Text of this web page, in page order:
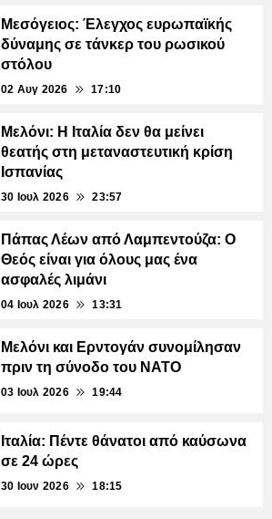
Μεσόγειος: Έλεγχος ευρωπαϊκής
δύναμης σε τάνκερ του ρωσικού
στόλου
02 Αυγ 2026 17:10
Μελόνι: Η Ιταλία δεν θα μείνει
θεατής στη μεταναστευτική κρίση
Ισπανίας
30 Ιουλ 2026 23:57
Πάπας Λέων από Λαμπεντούζα: Ο
Θεός είναι για όλους μας ένα
ασφαλές λιμάνι
04 Ιουλ 2026 13:31
Μελόνι και Ερντογάν συνομίλησαν
πριν τη σύνοδο του ΝΑΤΟ
03 Ιουλ 2026 19:44
Ιταλία: Πέντε θάνατοι από καύσωνα
σε 24 ώρες
30 Ιουν 2026 18:15